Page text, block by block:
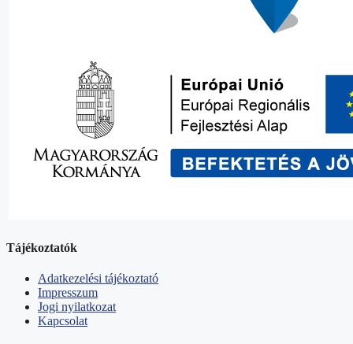
Tájékoztatók
Adatkezelési tájékoztató
Impresszum
Jogi nyilatkozat
Kapcsolat